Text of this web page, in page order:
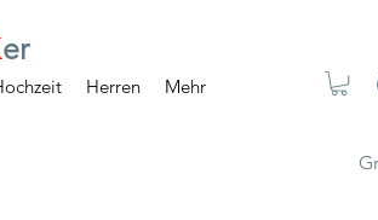
er
Herren Mehr